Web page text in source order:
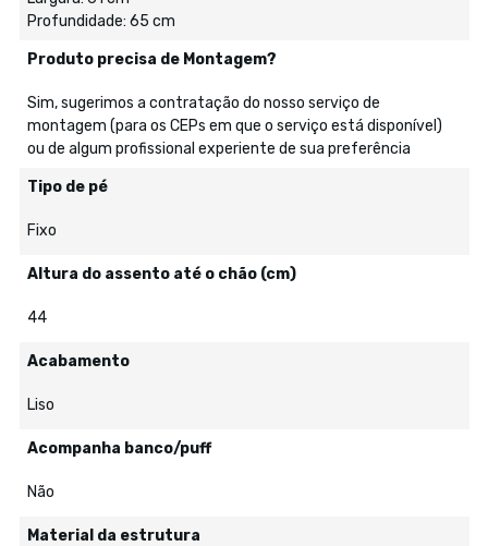
Profundidade: 65 cm
Produto precisa de Montagem?
Sim, sugerimos a contratação do nosso serviço de
montagem (para os CEPs em que o serviço está disponível)
ou de algum profissional experiente de sua preferência
Tipo de pé
Fixo
Altura do assento até o chão (cm)
44
Acabamento
Liso
Acompanha banco/puff
Não
Material da estrutura